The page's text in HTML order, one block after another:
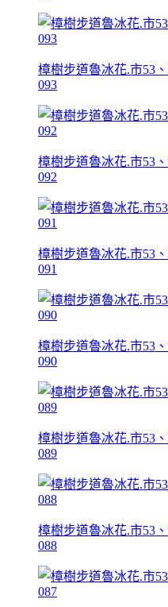
樟樹步道魯冰花.市53
093
樟樹步道魯冰花.市53
092
樟樹步道魯冰花.市53
091
樟樹步道魯冰花.市53
090
樟樹步道魯冰花.市53
089
樟樹步道魯冰花.市53
088